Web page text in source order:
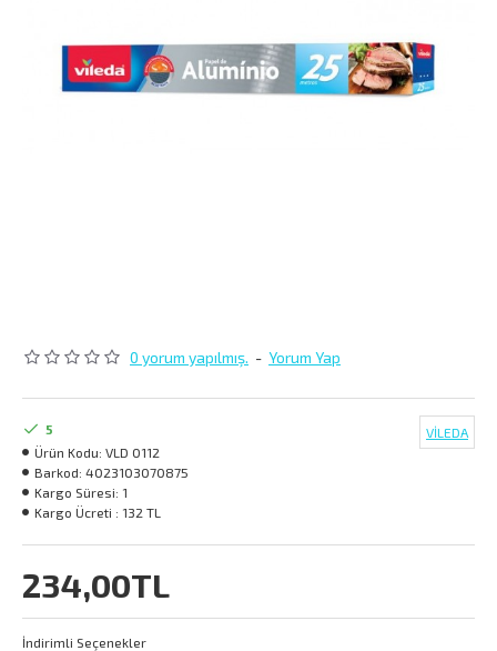
0 yorum yapılmış. - Yorum Yap
234,00TL
5
Ürün Kodu: VLD 0112
Barkod: 4023103070875
Kargo Süresi: 1
Kargo Ücreti : 132 TL
VİLEDA
İndirimli Seçenekler